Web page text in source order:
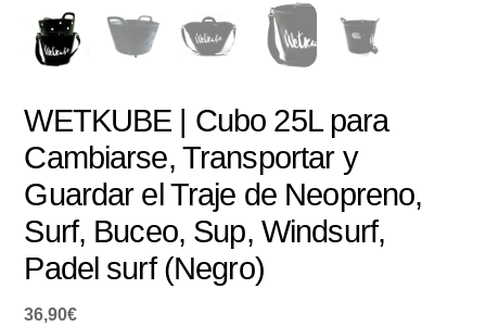
WETKUBE | Cubo 25L para
Cambiarse, Transportar y
Guardar el Traje de Neopreno,
Surf, Buceo, Sup, Windsurf,
Padel surf (Negro)
36,90€